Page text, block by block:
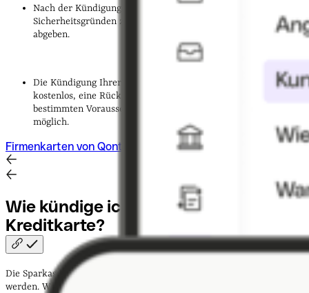
Nach der Kündigung sollten Sie die Kreditkarte aus
Sicherheitsgründen zerschneiden oder alternativ in der Filiale
abgeben.
Die Kündigung Ihrer Sparkassen-Kreditkarte ist in der Regel
kostenlos, eine Rückerstattung der Jahresgebühr ist unter
bestimmten Voraussetzungen und fristgerechtem Antrag
möglich.
Firmenkarten von Qonto entdecken
Wie kündige ich die
Sparkassen-
Kreditkarte?
Die Sparkassen-Kreditkarte kann auf mehreren Wegen gekündigt
werden. Wichtig ist, dass Ihre Kündigung